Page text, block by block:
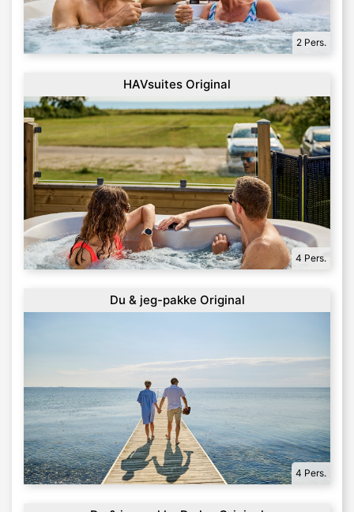
2 Pers.
HAVsuites Original
4 Pers.
Du & jeg-pakke Original
4 Pers.